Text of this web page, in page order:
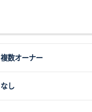
複数オーナー
なし